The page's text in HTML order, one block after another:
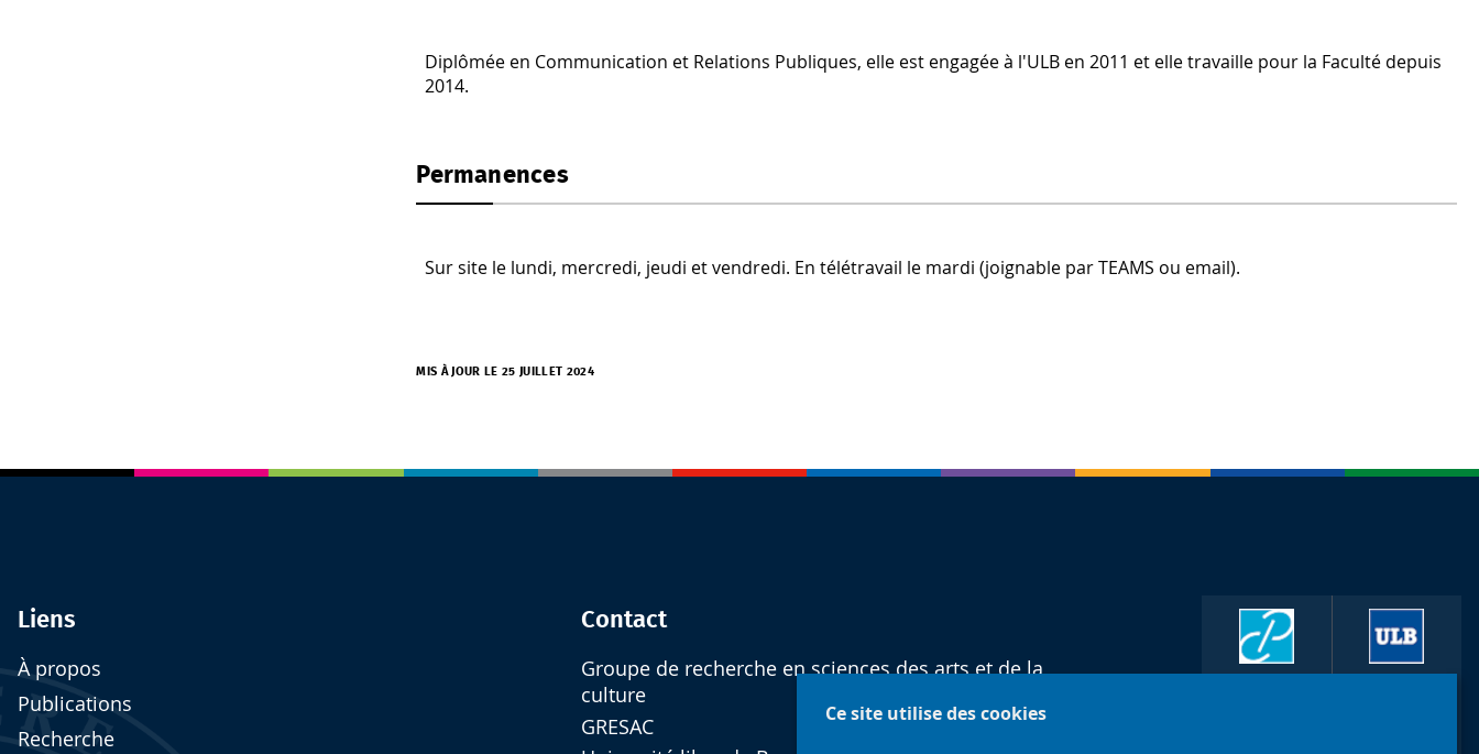
Ce site utilise des cookies
Diplômée en Communication et Relations Publiques, elle est engagée à l'ULB en 2011 et elle travaille pour la Faculté depuis
2014.
Permanences
Sur site le lundi, mercredi, jeudi et vendredi. En télétravail le mardi (joignable par TEAMS ou email).
MIS À JOUR LE 25 JUILLET 2024
Liens
À propos
Publications
Recherche
Contact
Groupe de recherche en sciences des arts et de la
culture
GRESAC